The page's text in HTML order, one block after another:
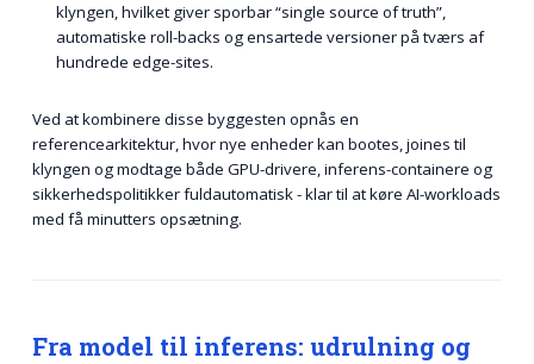
klyngen, hvilket giver sporbar “single source of truth”,
automatiske roll-backs og ensartede versioner på tværs af
hundrede edge-sites.
Ved at kombinere disse byggesten opnås en
referencearkitektur, hvor nye enheder kan bootes, joines til
klyngen og modtage både GPU-drivere, inferens-containere og
sikkerheds­politikker fuldautomatisk - klar til at køre AI-workloads
med få minutters opsætning.
Fra model til inferens: udrulning og